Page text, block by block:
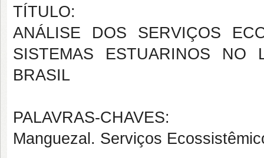
TÍTULO:
ANÁLISE DOS SERVIÇOS
SISTEMAS ESTUARINOS
BRASIL
PALAVRAS-CHAVES:
Manguezal. Serviços